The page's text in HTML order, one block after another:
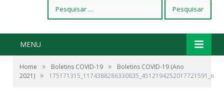
por:
MENU
Home » Boletins COVID-19 »
Boletins COVID-19 (Ano
2021) » 175171315_1174388286330835_4512194252017721591_n